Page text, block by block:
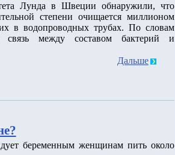
Лунда в Швеции обнаружили, что
степени очищается миллионом
в водопроводных трубах. По словам
связь между составом бактерий и
Дальше
беременным женщинам пить около